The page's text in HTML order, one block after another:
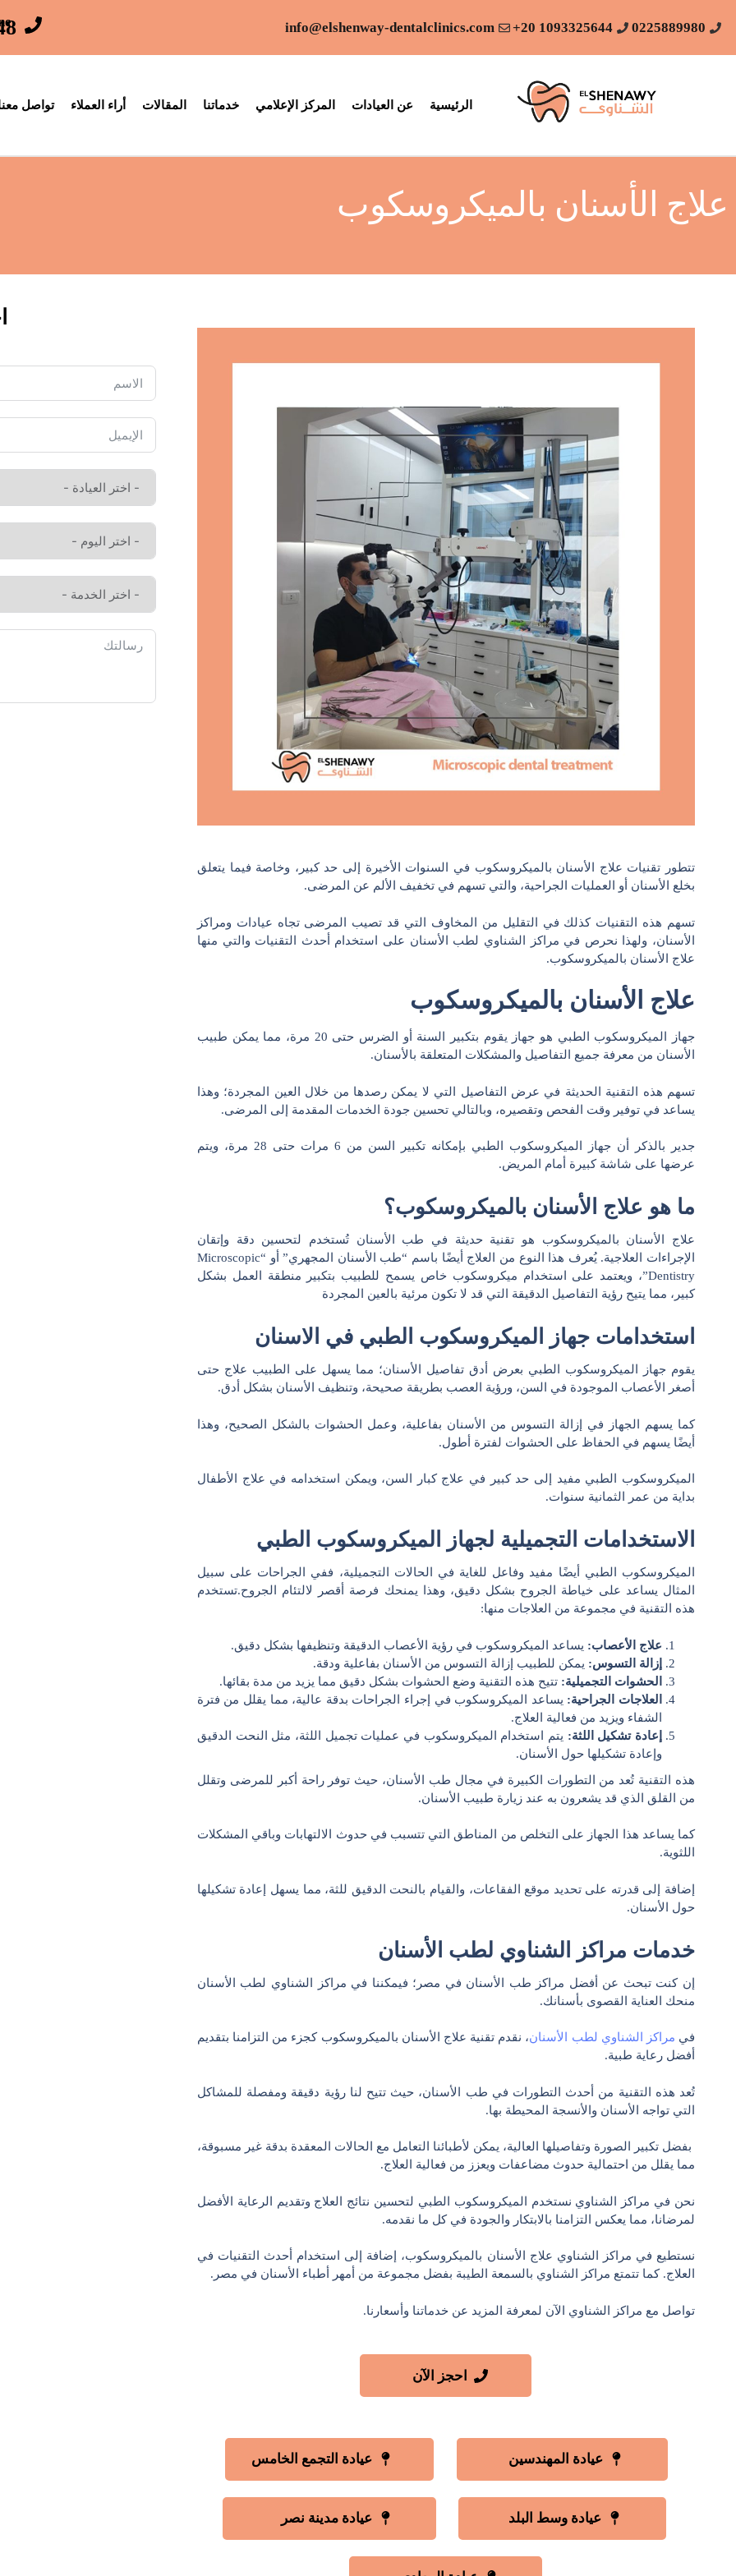
0225889980
1093325644 20+
info@elshenway-dentalclinics.com
الرئيسية عن العيادات المركز الإعلامي خدماتنا المقالات أراء العملاء تواصل
علاج الأسنان بالميكروسكوب
تتطور تقنيات علاج الأسنان بالميكروسكوب في السنوات الأخيرة إلى حد كبير، وخاصة فيما يتعلق
بخلع الأسنان أو العمليات الجراحية، والتي تسهم في تخفيف الألم عن المرضى.
تسهم هذه التقنيات كذلك في التقليل من المخاوف التي قد تصيب المرضى تجاه عيادات ومراكز
الأسنان، ولهذا نحرص في مراكز الشناوي لطب الأسنان على استخدام أحدث التقنيات والتي منها
علاج الأسنان بالميكروسكوب.
علاج الأسنان بالميكروسكوب
جهاز الميكروسكوب الطبي هو جهاز يقوم بتكبير السنة أو الضرس حتى 20 مرة، مما يمكن طبيب
الأسنان من معرفة جميع التفاصيل والمشكلات المتعلقة بالأسنان.
تسهم هذه التقنية الحديثة في عرض التفاصيل التي لا يمكن رصدها من خلال العين المجردة؛ وهذا
يساعد في توفير وقت الفحص وتقصيره، وبالتالي تحسين جودة الخدمات المقدمة إلى المرضى.
جدير بالذكر أن جهاز الميكروسكوب الطبي بإمكانه تكبير السن من 6 مرات حتى 28 مرة، ويتم
عرضها على شاشة كبيرة أمام المريض.
ما هو علاج الأسنان بالميكروسكوب؟
علاج الأسنان بالميكروسكوب هو تقنية حديثة في طب الأسنان تُستخدم لتحسين دقة وإتقان
الإجراءات العلاجية. يُعرف هذا النوع من العلاج أيضًا باسم “طب الأسنان المجهري” أو “Microscopic
Dentistry”، ويعتمد على استخدام ميكروسكوب خاص يسمح للطبيب بتكبير منطقة العمل بشكل
كبير، مما يتيح رؤية التفاصيل الدقيقة التي قد لا تكون مرئية بالعين المجردة
استخدامات جهاز الميكروسكوب الطبي في الاسنان
يقوم جهاز الميكروسكوب الطبي بعرض أدق تفاصيل الأسنان؛ مما يسهل على الطبيب علاج حتى
أصغر الأعصاب الموجودة في السن، ورؤية العصب بطريقة صحيحة، وتنظيف الأسنان بشكل أدق.
كما يسهم الجهاز في إزالة التسوس من الأسنان بفاعلية، وعمل الحشوات بالشكل الصحيح، وهذا
أيضًا يسهم في الحفاظ على الحشوات لفترة أطول.
الميكروسكوب الطبي مفيد إلى حد كبير في علاج كبار السن، ويمكن استخدامه في علاج الأطفال
بداية من عمر الثمانية سنوات.
الاستخدامات التجميلية لجهاز الميكروسكوب الطبي
الميكروسكوب الطبي أيضًا مفيد وفاعل للغاية في الحالات التجميلية، ففي الجراحات على سبيل
المثال يساعد على خياطة الجروح بشكل دقيق، وهذا يمنحك فرصة أقصر لالتئام الجروح.تستخدم
هذه التقنية في مجموعة من العلاجات منها:
علاج الأعصاب: يساعد الميكروسكوب في رؤية الأعصاب الدقيقة وتنظيفها بشكل دقيق.
إزالة التسوس: يمكن للطبيب إزالة التسوس من الأسنان بفاعلية ودقة.
الحشوات التجميلية: تتيح هذه التقنية وضع الحشوات بشكل دقيق مما يزيد من مدة بقائها.
العلاجات الجراحية: يساعد الميكروسكوب في إجراء الجراحات بدقة عالية، مما يقلل من فترة
الشفاء ويزيد من فعالية العلاج.
إعادة تشكيل اللثة: يتم استخدام الميكروسكوب في عمليات تجميل اللثة، مثل النحت الدقيق
وإعادة تشكيلها حول الأسنان.
هذه التقنية تُعد من التطورات الكبيرة في مجال طب الأسنان، حيث توفر راحة أكبر للمرضى وتقلل
من القلق الذي قد يشعرون به عند زيارة طبيب الأسنان.
كما يساعد هذا الجهاز على التخلص من المناطق التي تتسبب في حدوث الالتهابات وباقي المشكلات
اللثوية.
إضافة إلى قدرته على تحديد موقع الفقاعات، والقيام بالنحت الدقيق للثة، مما يسهل إعادة تشكيلها
حول الأسنان.
خدمات مراكز الشناوي لطب الأسنان
إن كنت تبحث عن أفضل مراكز طب الأسنان في مصر؛ فيمكننا في مراكز الشناوي لطب الأسنان
منحك العناية القصوى بأسنانك.
في مراكز الشناوي لطب الأسنان، نقدم تقنية علاج الأسنان بالميكروسكوب كجزء من التزامنا بتقديم
أفضل رعاية طبية.
تُعد هذه التقنية من أحدث التطورات في طب الأسنان، حيث تتيح لنا رؤية دقيقة ومفصلة للمشاكل
التي تواجه الأسنان والأنسجة المحيطة بها.
بفضل تكبير الصورة وتفاصيلها العالية، يمكن لأطبائنا التعامل مع الحالات المعقدة بدقة غير مسبوقة،
مما يقلل من احتمالية حدوث مضاعفات ويعزز من فعالية العلاج.
نحن في مراكز الشناوي نستخدم الميكروسكوب الطبي لتحسين نتائج العلاج وتقديم الرعاية الأفضل
لمرضانا، مما يعكس التزامنا بالابتكار والجودة في كل ما نقدمه.
نستطيع في مراكز الشناوي علاج الأسنان بالميكروسكوب، إضافة إلى استخدام أحدث التقنيات في
العلاج. كما تتمتع مراكز الشناوي بالسمعة الطيبة بفضل مجموعة من أمهر أطباء الأسنان في مصر.
تواصل مع مراكز الشناوي الآن لمعرفة المزيد عن خدماتنا وأسعارنا.
احجز الآن
عيادة المهندسين عيادة التجمع الخامس
عيادة وسط البلد عيادة مدينة نصر